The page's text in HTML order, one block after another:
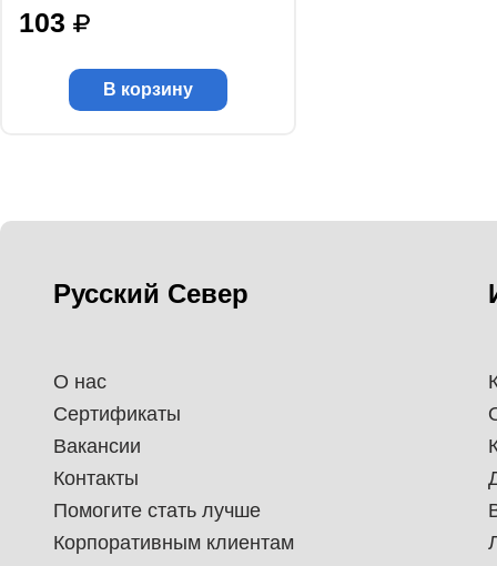
103
В корзину
Русский Север
О нас
Сертификаты
Вакансии
Контакты
Помогите стать лучше
Корпоративным клиентам